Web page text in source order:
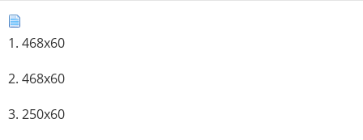
1. 468x60
2. 468x60
3. 250x60